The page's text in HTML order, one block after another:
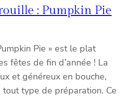
: Pumpkin Pie
Pie » est le plat
fêtes de fin d’année ! La
et généreux en bouche,
tout type de préparation. Ce